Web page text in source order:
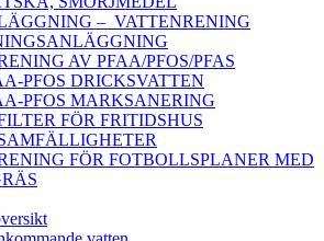
– VATTENRENING
AV PFAA/PFOS/PFAS
PFOS DRICKSVATTEN
PFOS MARKSANERING
FÖR FRITIDSHUS
FÖR FOTBOLLSPLANER MED